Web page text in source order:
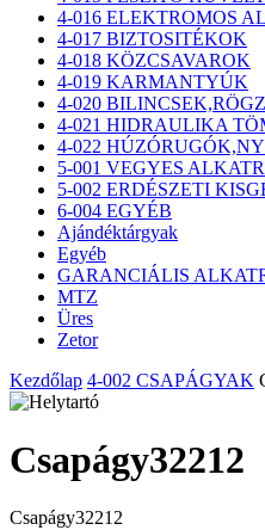
4-016 ELEKTROMOS
4-017 BIZTOSITÉKOK
4-018 KÖZCSAVAROK
4-019 KARMANTYÚK
4-020
4-021 HIDRAULIKA
4-022
5-001 VEGYES
5-002 ERDÉSZETI
6-004 EGYÉB
Ajándéktárgyak
Egyéb
GARANCIÁLIS
MTZ
Üres
Zetor
Kezdőlap 4-002 CSAPÁGYAK
Csapágy32212
Csapágy32212